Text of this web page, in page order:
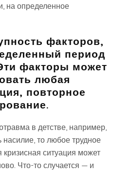
на определенное
факторов,
период
факторы может
любая
повторное
в детстве, например,
то любое трудное
ситуация может
Что-то случается — и